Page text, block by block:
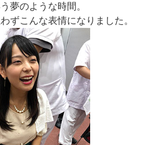
夢のような時間。
ずこんな表情になりました。